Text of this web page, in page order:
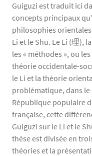
Guiguzi est traduit ici
concepts principaux
philosophies
Li et le Shu. Le Li (理),
les « méthodes », ou
théorie occidentale-
le Li et la théorie
problématique, dans
République populaire
française, cette
Guiguzi sur le Li et le
thèse est divisée en
théories et la